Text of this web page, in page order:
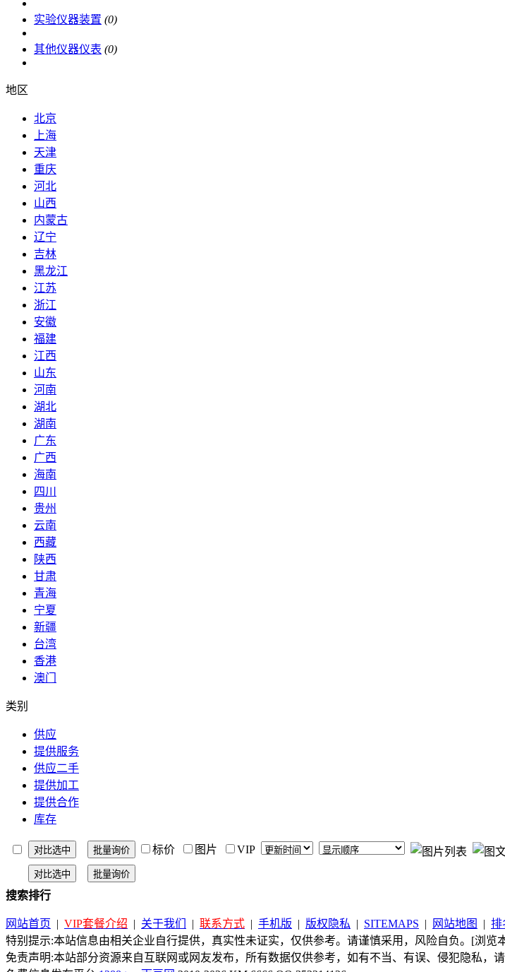
实验仪器装置 (0)
其他仪器仪表 (0)
地区
北京
上海
天津
重庆
河北
山西
内蒙古
辽宁
吉林
黑龙江
江苏
浙江
安徽
福建
江西
山东
河南
湖北
湖南
广东
广西
海南
四川
贵州
云南
西藏
陕西
甘肃
青海
宁夏
新疆
台湾
香港
澳门
类别
供应
提供服务
供应二手
提供加工
提供合作
库存
标价 图片 VIP
搜索排行
网站首页 | VIP套餐介绍 | 关于我们 | 联系方式 | 手机版 | 版权隐私 | SITEMAPS | 网站地图 | 排
特别提示:本站信息由相关企业自行提供，真实性未证实，仅供参考。请谨慎采用，风险自负。[浏览
免责声明:本站部分资源来自互联网或网友发布，所有数据仅供参考，如有不当、有误、侵犯隐私，